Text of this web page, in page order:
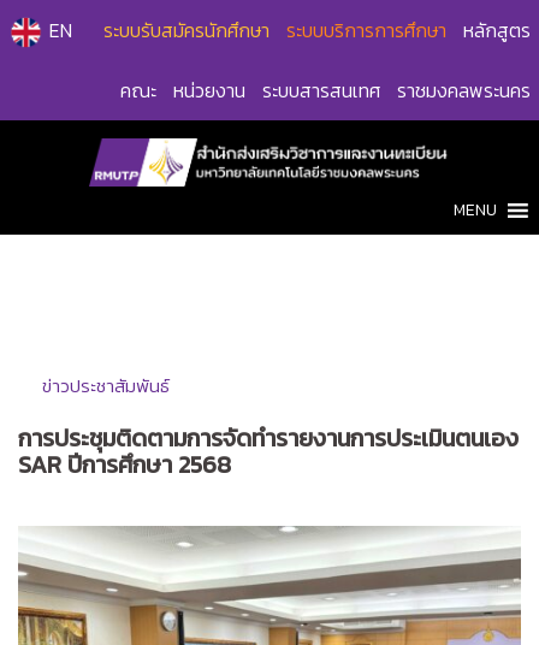
Skip
to
EN ระบบรับสมัครนักศึกษา ระบบบริการการศึกษา หลักสูตร
คณะ หน่วยงาน ระบบสารสนเทศ ราชมงคลพระนคร
MENU
ข่าวประชาสัมพันธ์
การประชุมติดตามการจัดทำรายงานการประเมินตนเอง
SAR ปีการศึกษา 2568